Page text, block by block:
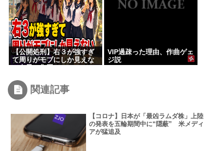
【公開処刑】右３が強すぎ
て周りがモブにしか見えな
VIP過疎った理由、作曲ゲェ
ジ説
関連記事
【コロナ】日本が「最凶ラムダ株」上陸
の発表を五輪期間中に“隠蔽” 米メディ
アが猛追及